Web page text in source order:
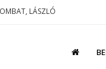
LÁSZLÓ